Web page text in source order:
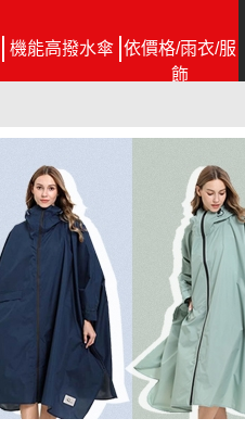
機能高撥水傘 依價格/雨衣/服
飾